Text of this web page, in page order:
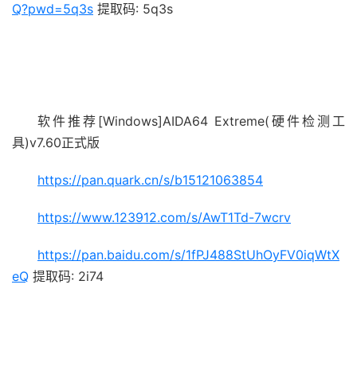
Q?pwd=5q3s 提取码: 5q3s
软件推荐[Windows]AIDA64 Extreme(硬件检测工
具)v7.60正式版
https://pan.quark.cn/s/b15121063854
https://www.123912.com/s/AwT1Td-7wcrv
https://pan.baidu.com/s/1fPJ488StUhOyFV0iqWtX
eQ 提取码: 2i74